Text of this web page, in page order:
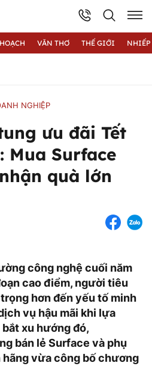
VĂN THƠ THẾ GIỚI
NGHIỆP
ưu đãi Tết
Mua Surface
quà lớn
công nghệ cuối năm
cao điểm, người tiêu
hơn đến yếu tố minh
vụ hậu mãi khi lựa
bắt xu hướng đó,
bán lẻ Surface và phụ
vừa công bố chương